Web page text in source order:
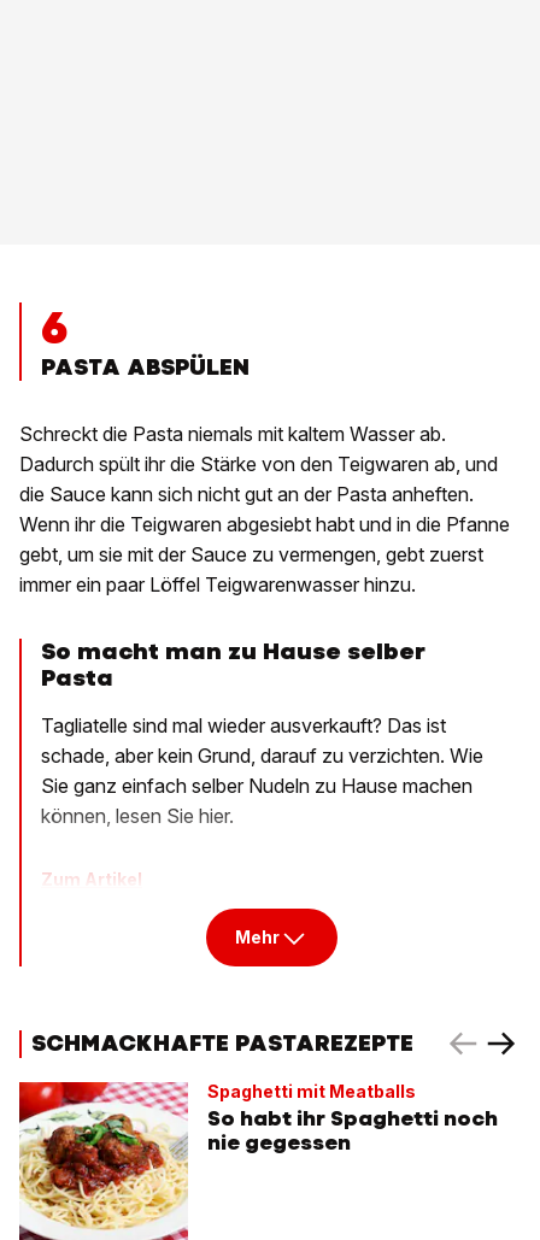
6
PASTA ABSPÜLEN
Schreckt die Pasta niemals mit kaltem Wasser ab.
Dadurch spült ihr die Stärke von den Teigwaren ab, und
die Sauce kann sich nicht gut an der Pasta anheften.
Wenn ihr die Teigwaren abgesiebt habt und in die Pfanne
gebt, um sie mit der Sauce zu vermengen, gebt zuerst
immer ein paar Löffel Teigwarenwasser hinzu.
So macht man zu Hause selber
Pasta
Tagliatelle sind mal wieder ausverkauft? Das ist
schade, aber kein Grund, darauf zu verzichten. Wie
Sie ganz einfach selber Nudeln zu Hause machen
können, lesen Sie hier.
Zum Artikel
Mehr
SCHMACKHAFTE PASTAREZEPTE
Spaghetti mit Meatballs
So habt ihr Spaghetti noch
nie gegessen